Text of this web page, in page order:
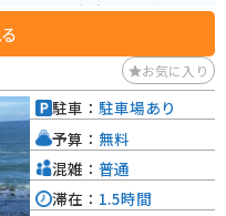
で軟らかい泥岩部分が流され固
るように残ったものです。
お気に入り
駐車： 駐車場あり
予算： 無料
混雑： 普通
滞在： 1.5時間